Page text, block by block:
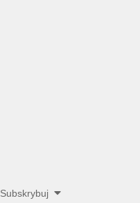
Subskrybuj